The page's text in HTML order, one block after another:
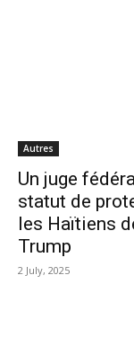
Autres
Un juge
statut de
les Haïtiens
Trump
2 July, 2025